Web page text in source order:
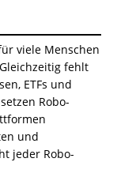
viele Menschen
fehlt
ETFs und
Robo-
und
jeder Robo-